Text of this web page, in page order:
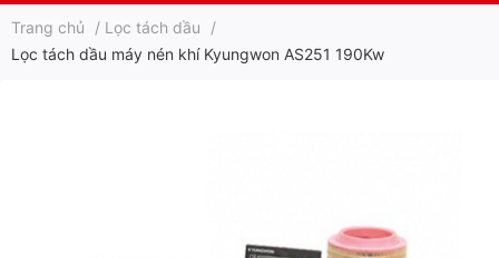
Trang chủ / Lọc tách dầu
/
Lọc tách dầu máy nén khí Kyungwon AS251 190Kw